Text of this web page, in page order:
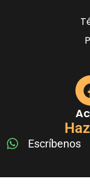
Escríbenos